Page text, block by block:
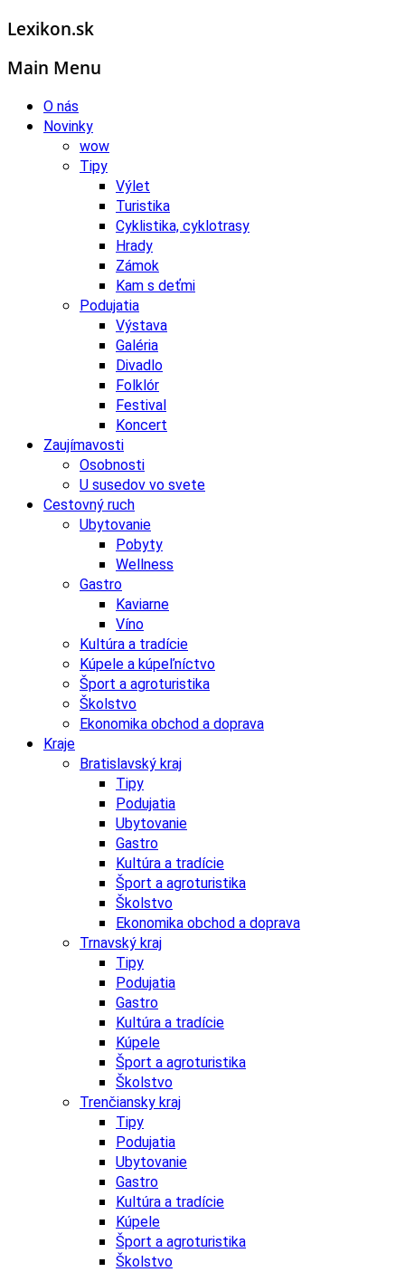
Lexikon.sk
Main Menu
O nás
Novinky
wow
Tipy
Výlet
Turistika
Cyklistika, cyklotrasy
Hrady
Zámok
Kam s deťmi
Podujatia
Výstava
Galéria
Divadlo
Folklór
Festival
Koncert
Zaujímavosti
Osobnosti
U susedov vo svete
Cestovný ruch
Ubytovanie
Pobyty
Wellness
Gastro
Kaviarne
Víno
Kultúra a tradície
Kúpele a kúpeľníctvo
Šport a agroturistika
Školstvo
Ekonomika obchod a doprava
Kraje
Bratislavský kraj
Tipy
Podujatia
Ubytovanie
Gastro
Kultúra a tradície
Šport a agroturistika
Školstvo
Ekonomika obchod a doprava
Trnavský kraj
Tipy
Podujatia
Gastro
Kultúra a tradície
Kúpele
Šport a agroturistika
Školstvo
Trenčiansky kraj
Tipy
Podujatia
Ubytovanie
Gastro
Kultúra a tradície
Kúpele
Šport a agroturistika
Školstvo